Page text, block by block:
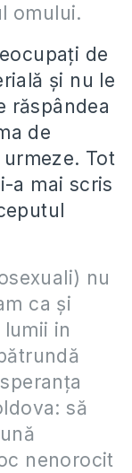
omului.
de
şi nu le
răspândea
de
Tot
a mai scris
nu
ca şi
in
să
nenorocit